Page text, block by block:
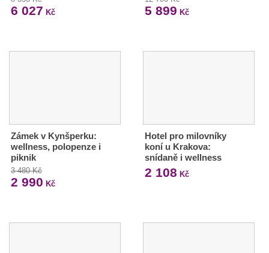
6 027 Kč 5 899 Kč
Zámek v Kynšperku:
wellness, polopenze i
piknik
3 480 Kč
2 990 Kč
Hotel pro milovníky
koní u Krakova:
snídaně i wellness
2 108 Kč